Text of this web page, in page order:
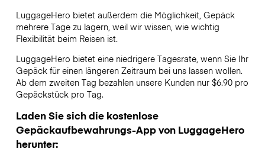
LuggageHero bietet außerdem die Möglichkeit, Gepäck
mehrere Tage zu lagern, weil wir wissen, wie wichtig
Flexibilität beim Reisen ist.
LuggageHero bietet eine niedrigere Tagesrate, wenn Sie Ihr
Gepäck für einen längeren Zeitraum bei uns lassen wollen.
Ab dem zweiten Tag bezahlen unsere Kunden nur $6.90 pro
Gepäckstück pro Tag.
Laden Sie sich die kostenlose
Gepäckaufbewahrungs-App von LuggageHero
herunter: